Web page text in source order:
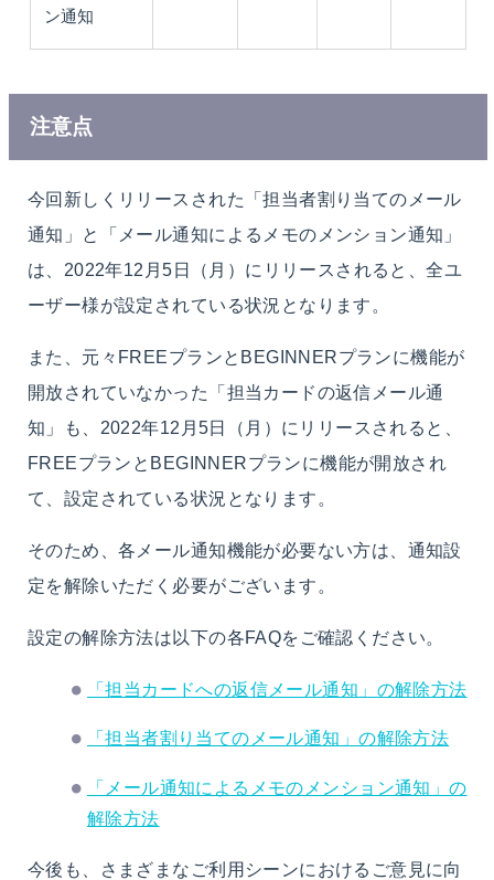
ン通知
注意点
今回新しくリリースされた「担当者割り当てのメール
通知」と「メール通知によるメモのメンション通知」
は、2022年12月5日（月）にリリースされると、全ユ
ーザー様が設定されている状況となります。
また、元々FREEプランとBEGINNERプランに機能が
開放されていなかった「担当カードの返信メール通
知」も、2022年12月5日（月）にリリースされると、
FREEプランとBEGINNERプランに機能が開放され
て、設定されている状況となります。
そのため、各メール通知機能が必要ない方は、通知設
定を解除いただく必要がございます。
設定の解除方法は以下の各FAQをご確認ください。
「担当カードへの返信メール通知」の解除方法
「担当者割り当てのメール通知」の解除方法
「メール通知によるメモのメンション通知」の
解除方法
今後も、さまざまなご利用シーンにおけるご意見に向